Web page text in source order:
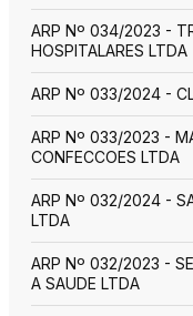
ARP Nº 034/2023 -
HOSPITALARES LTDA
ARP Nº 033/2024 -
ARP Nº 033/2023 -
CONFECCOES LTDA
ARP Nº 032/2024 -
LTDA
ARP Nº 032/2023 -
A SAUDE LTDA